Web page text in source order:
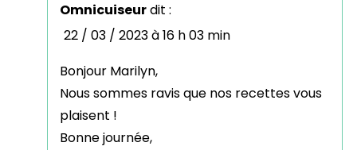
Omnicuiseurdit :
22 / 03 / 2023 à 16 h 03 min
Bonjour Marilyn,
Nous sommes ravis que nos recettes vous
plaisent !
Bonne journée,